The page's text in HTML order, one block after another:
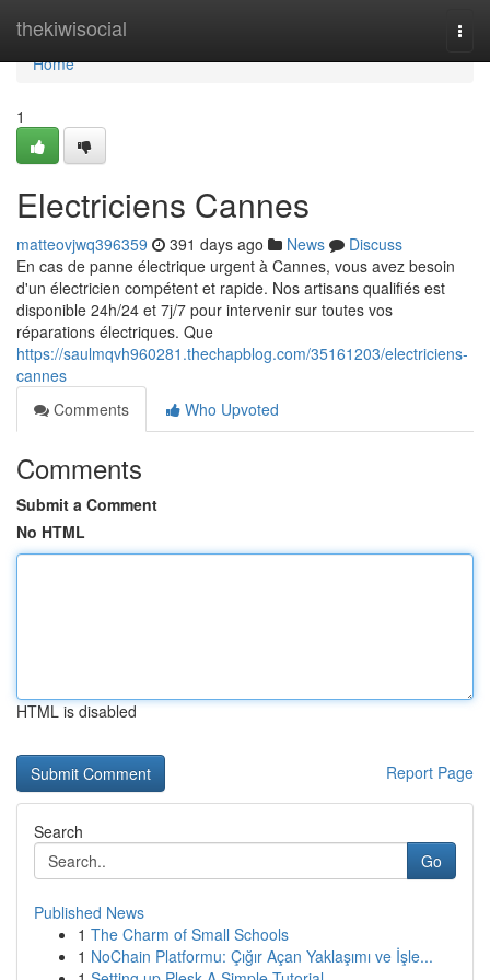
thekiwisocial
Home
Home
1
Electriciens Cannes
matteovjwq396359 391 days ago News
Discuss
En cas de panne électrique urgent à Cannes, vous avez besoin
d'un électricien compétent et rapide. Nos artisans qualifiés est
disponible 24h/24 et 7j/7 pour intervenir sur toutes vos
réparations électriques. Que
https://saulmqvh960281.thechapblog.com/35161203/electriciens-
cannes
Comments
Who Upvoted
Comments
Submit a Comment
No HTML
HTML is disabled
Report Page
Search
Go
Published News
1 The Charm of Small Schools
1 NoChain Platformu: Çığır Açan Yaklaşımı ve İşle...